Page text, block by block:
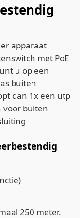
apparaat
met PoE
u op een
buiten
dan 1x een utp
voor buiten
250 meter.